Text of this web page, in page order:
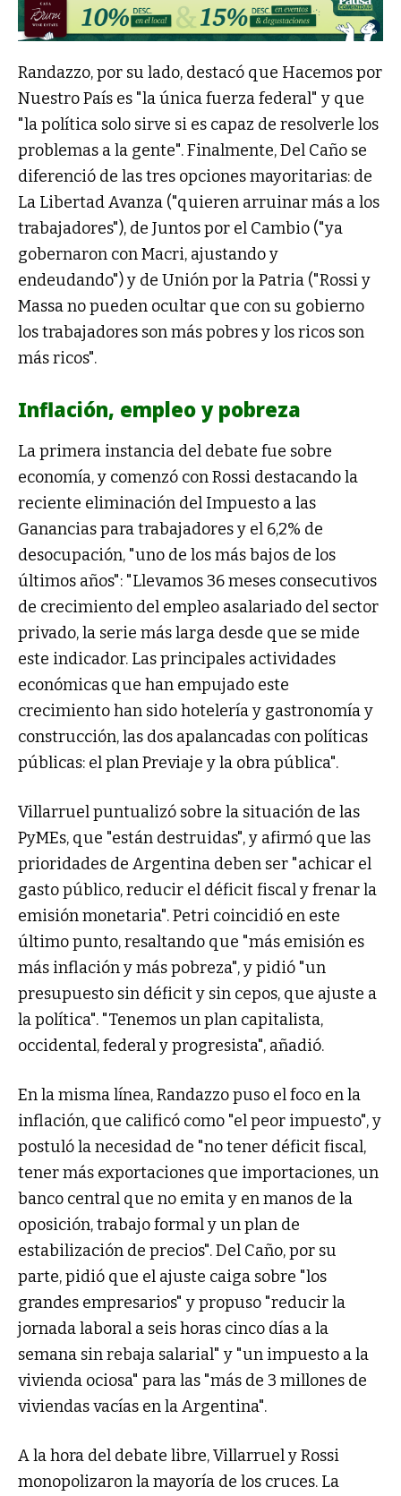
Randazzo, por su lado, destacó que Hacemos por
Nuestro País es "la única fuerza federal" y que
"la política solo sirve si es capaz de resolverle los
problemas a la gente". Finalmente, Del Caño se
diferenció de las tres opciones mayoritarias: de
La Libertad Avanza ("quieren arruinar más a los
trabajadores"), de Juntos por el Cambio ("ya
gobernaron con Macri, ajustando y
endeudando") y de Unión por la Patria ("Rossi y
Massa no pueden ocultar que con su gobierno
los trabajadores son más pobres y los ricos son
más ricos".
Inflación, empleo y pobreza
La primera instancia del debate fue sobre
economía, y comenzó con Rossi destacando la
reciente eliminación del Impuesto a las
Ganancias para trabajadores y el 6,2% de
desocupación, "uno de los más bajos de los
últimos años": "Llevamos 36 meses consecutivos
de crecimiento del empleo asalariado del sector
privado, la serie más larga desde que se mide
este indicador. Las principales actividades
económicas que han empujado este
crecimiento han sido hotelería y gastronomía y
construcción, las dos apalancadas con políticas
públicas: el plan Previaje y la obra pública".
Villarruel puntualizó sobre la situación de las
PyMEs, que "están destruidas", y afirmó que las
prioridades de Argentina deben ser "achicar el
gasto público, reducir el déficit fiscal y frenar la
emisión monetaria". Petri coincidió en este
último punto, resaltando que "más emisión es
más inflación y más pobreza", y pidió "un
presupuesto sin déficit y sin cepos, que ajuste a
la política". "Tenemos un plan capitalista,
occidental, federal y progresista", añadió.
En la misma línea, Randazzo puso el foco en la
inflación, que calificó como "el peor impuesto", y
postuló la necesidad de "no tener déficit fiscal,
tener más exportaciones que importaciones, un
banco central que no emita y en manos de la
oposición, trabajo formal y un plan de
estabilización de precios". Del Caño, por su
parte, pidió que el ajuste caiga sobre "los
grandes empresarios" y propuso "reducir la
jornada laboral a seis horas cinco días a la
semana sin rebaja salarial" y "un impuesto a la
vivienda ociosa" para las "más de 3 millones de
viviendas vacías en la Argentina".
A la hora del debate libre, Villarruel y Rossi
monopolizaron la mayoría de los cruces. La